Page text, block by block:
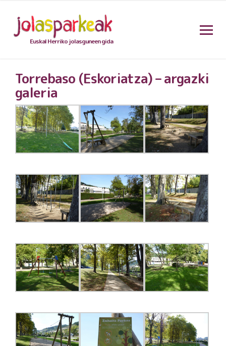
Euskal Herriko jolasguneen gida
Torrebaso (Eskoriatza) – argazki
galeria